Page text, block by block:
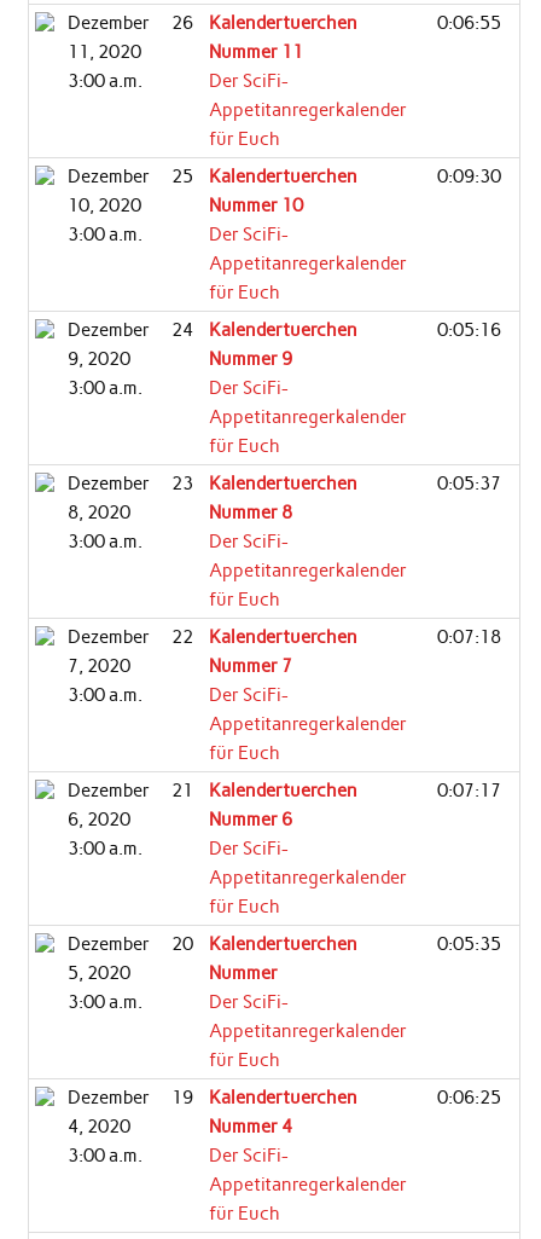
Dezember
11, 2020
3:00 a.m.
26
Kalendertuerchen
Nummer 11
Der SciFi-
Appetitanregerkalender
für Euch
0:06:55
Dezember
10, 2020
3:00 a.m.
25
Kalendertuerchen
Nummer 10
Der SciFi-
Appetitanregerkalender
für Euch
0:09:30
Dezember
9, 2020
3:00 a.m.
24
Kalendertuerchen
Nummer 9
Der SciFi-
Appetitanregerkalender
für Euch
0:05:16
Dezember
8, 2020
3:00 a.m.
23
Kalendertuerchen
Nummer 8
Der SciFi-
Appetitanregerkalender
für Euch
0:05:37
Dezember
7, 2020
3:00 a.m.
22
Kalendertuerchen
Nummer 7
Der SciFi-
Appetitanregerkalender
für Euch
0:07:18
Dezember
6, 2020
3:00 a.m.
21
Kalendertuerchen
Nummer 6
Der SciFi-
Appetitanregerkalender
für Euch
0:07:17
Dezember
5, 2020
3:00 a.m.
20
Kalendertuerchen
Nummer
Der SciFi-
Appetitanregerkalender
für Euch
0:05:35
Dezember
4, 2020
3:00 a.m.
19
Kalendertuerchen
Nummer 4
Der SciFi-
Appetitanregerkalender
für Euch
0:06:25